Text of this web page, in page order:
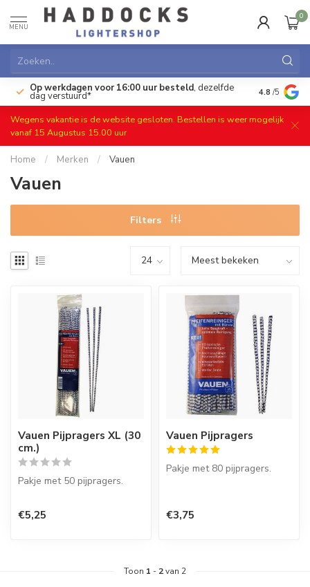
MENU
0
Op werkdagen voor 16:00 uur besteld, dezelfde
dag verstuurd* Gratis
4.8 /5
Wegens vakantie is de website gesloten. Bestellen is weer mogelijk
vanaf 15 Augustus 15.00 uur
Home / Merken / Vauen
Vauen
Filters
Vauen Pijpragers XL (30
cm.)
Pakje met 50 pijpragers.
€5,25
Vauen Pijpragers
Pakje met 80 pijpragers.
€3,75
Toon 1 - 2van 2